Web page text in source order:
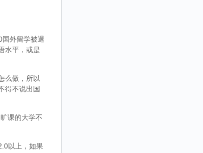
外留学被退
水平，或是
么做，所以
得不说出国
课的大学不
以上，如果